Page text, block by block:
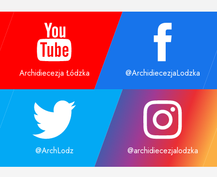
Archidiecezja Łódzka @ArchidiecezjaLodzka
@ArchLodz @archidiecezjalodzka